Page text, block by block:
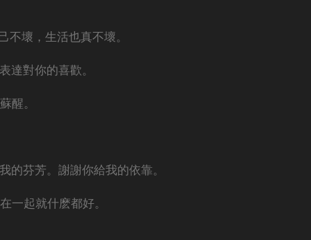
不壞，生活也真不壞。
達對你的喜歡。
醒。
的芬芳。謝謝你給我的依靠。
一起就什麽都好。